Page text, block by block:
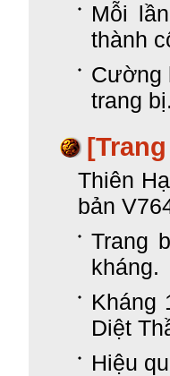
Mỗi
thành
Cường
trang
Thiên
bản
Trang
kháng.
Kháng
Diệt
Hiệu